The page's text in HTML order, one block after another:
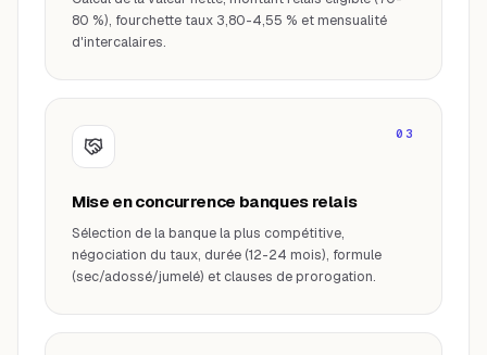
80 %), fourchette taux 3,80-4,55 % et mensualité
d'intercalaires.
03
Mise en concurrence banques relais
Sélection de la banque la plus compétitive,
négociation du taux, durée (12-24 mois), formule
(sec/adossé/jumelé) et clauses de prorogation.